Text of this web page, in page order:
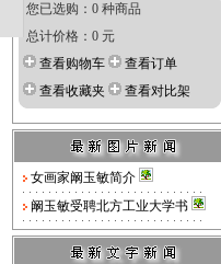
您已选购：0 种商品
总计价格：0 元
查看购物车
查看订单
查看收藏夹
查看对比架
女画家阚玉敏简介
阚玉敏受聘北方工业大学书